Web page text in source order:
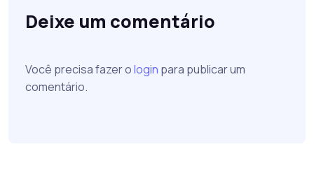
Deixe um comentário
Você precisa fazer ologin para publicar um
comentário.